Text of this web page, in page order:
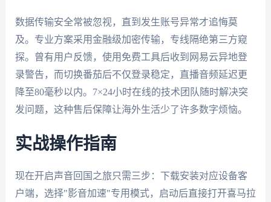
数据传输安全常被忽视，直到发生账号异常才追悔莫
及。专业方案采用金融级加密传输，专线隔绝第三方窥
探。曾有用户反馈，使用免费工具后收到网易云异地登
录警告，而切换番茄后不仅登录稳定，直播音频延迟更
降至80毫秒以内。7×24小时在线的技术团队随时解决突
发问题，这种售后保障让海外生活少了许多数字烦恼。
实战操作指南
现在开启声音回国之旅只需三步：下载安装对应设备客
户端，选择"影音加速"专用模式，启动后直接打开喜马拉